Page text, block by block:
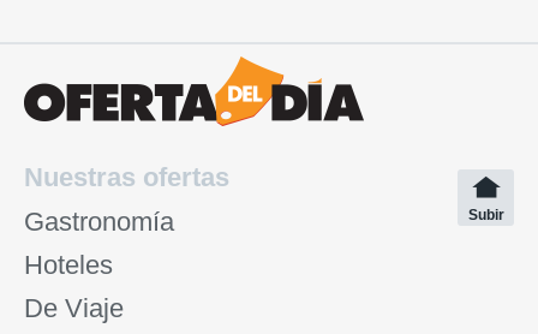
Nuestras ofertas
Gastronomía
Hoteles
De Viaje
Subir